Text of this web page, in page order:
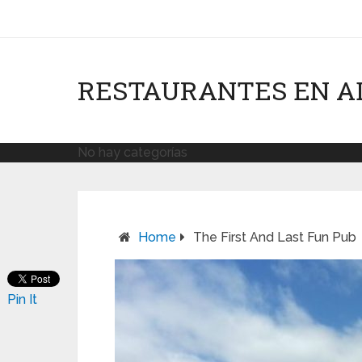
RESTAURANTES EN
No hay categorías
Home The First And Last Fun Pub
Pin It